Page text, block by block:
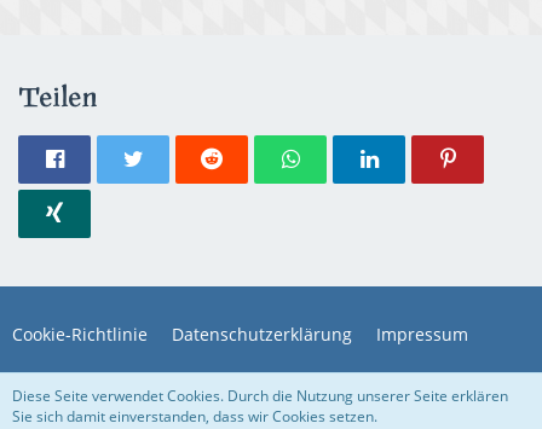
Teilen
Cookie-Richtlinie Datenschutzerklärung Impressum
Diese Seite verwendet Cookies. Durch die Nutzung unserer Seite erklären
Sie sich damit einverstanden, dass wir Cookies setzen.